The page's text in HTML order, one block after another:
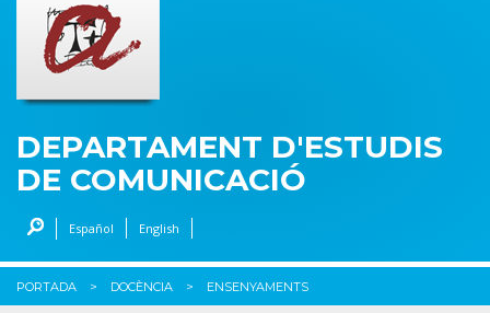
RECERCA
ESTUDIANTS
DEPARTAMENT D'ESTUDIS
DE COMUNICACIÓ
Español English
PORTADA DOCÈNCIA ENSENYAMENTS